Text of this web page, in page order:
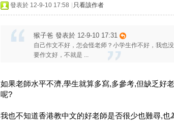
發表於 12-9-10 17:58 只看該作者
猴子爸 發表於 12-9-10 17:31
自己作文不好，怎会怪老师？小学生作不好，我也
要作文好，不就是 ...
如果老師水平不濟,學生就算多寫,多參考,但缺乏好
呢?
我也不知道香港教中文的好老師是否很少也難尋,也